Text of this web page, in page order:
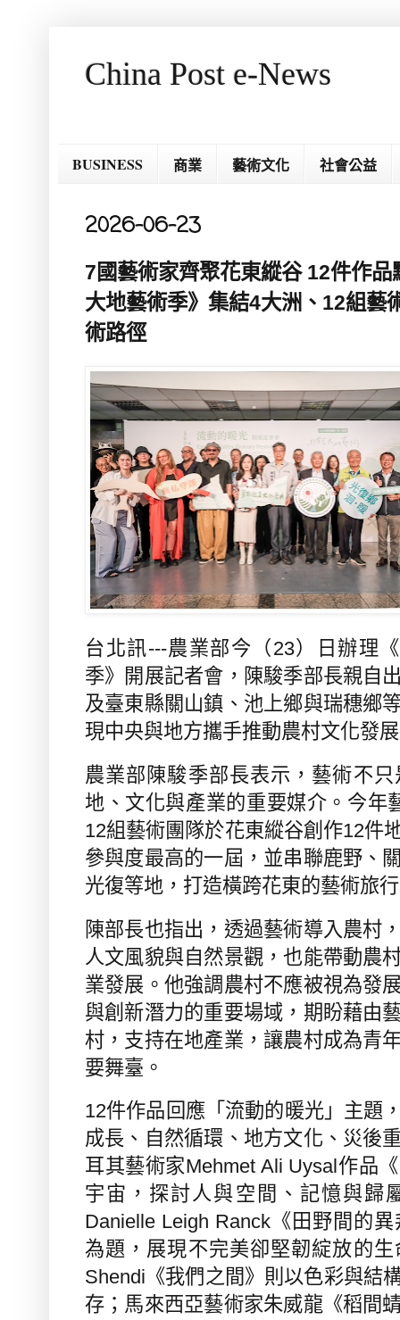
China Post e-News
BUSINESS 商業 藝術文化 社會公益
2026-06-23
7國藝術家齊聚花東縱谷 12件作
大地藝術季》集結4大洲、12組藝
術路徑
台北訊---農業部今（ 23）日辦理
季》開展記者會，陳駿季部長親自
及臺東縣關山鎮、池上鄉與瑞穗鄉
現中央與地方攜手推動農村文化發
農業部陳駿季部長表示，藝術不
地、文化與產業的重要媒介。今年
12組藝術團隊於花東縱谷創作12件
參與度最高的一屆，並串聯鹿野、
光復等地，打造橫跨花東的藝術旅
陳部長也指出，透過藝術導入農村
人文風貌與自然景觀，也能帶動農
業發展。他強調農村不應被視為發
與創新潛力的重要場域，期盼藉由
村，支持在地產業，讓農村成為青
要舞臺。
12件作品回應「流動的暖光」主題
成長、自然循環、地方文化、災後
耳其藝術家Mehmet Ali Uysal作品
宇宙，探討人與空間、記憶與歸
Danielle Leigh Ranck 《田野間的
為題，展現不完美卻堅韌綻放的
Shendi 《我們之間》則以色彩與結
存；馬來西亞藝術家朱威龍《稻間